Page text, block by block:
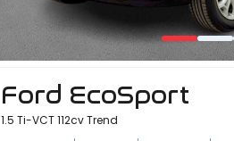
Ford EcoSport
1.5 Ti-VCT 112cv Trend